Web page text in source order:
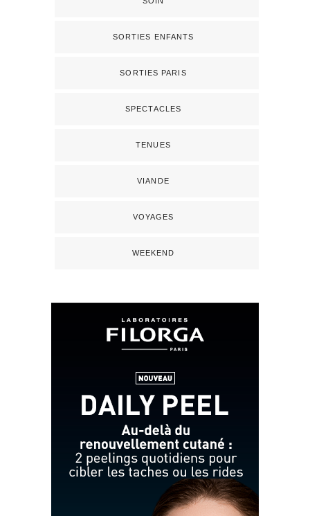
SORTIES ENFANTS
SORTIES PARIS
SPECTACLES
TENUES
VIANDE
VOYAGES
WEEKEND